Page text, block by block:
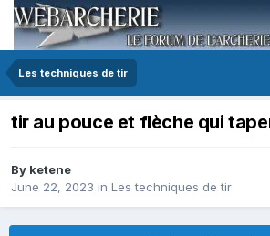
Les techniques de tir
tir au pouce et flèche qui
By ketene
June 22, 2023 in Les techniques de tir